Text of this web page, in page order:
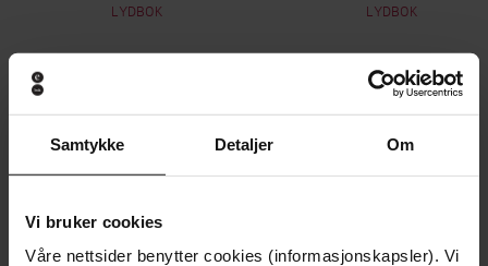
Samtykke Detaljer Om
Vi bruker cookies
Våre nettsider benytter cookies (informasjonskapsler). Vi
LYDBOK LYDBOK
Andre har også kjøpt